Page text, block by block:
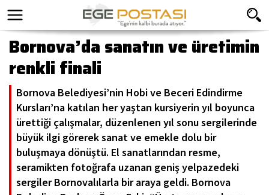
Bornova’da sanatın ve üretimin
renkli finali
Bornova Belediyesi’nin Hobi ve Beceri Edindirme
Kursları’na katılan her yaştan kursiyerin yıl boyunca
ürettiği çalışmalar, düzenlenen yıl sonu sergilerinde
büyük ilgi görerek sanat ve emekle dolu bir
buluşmaya dönüştü. El sanatlarından resme,
seramikten fotoğrafa uzanan geniş yelpazedeki
sergiler Bornovalılarla bir araya geldi. Bornova